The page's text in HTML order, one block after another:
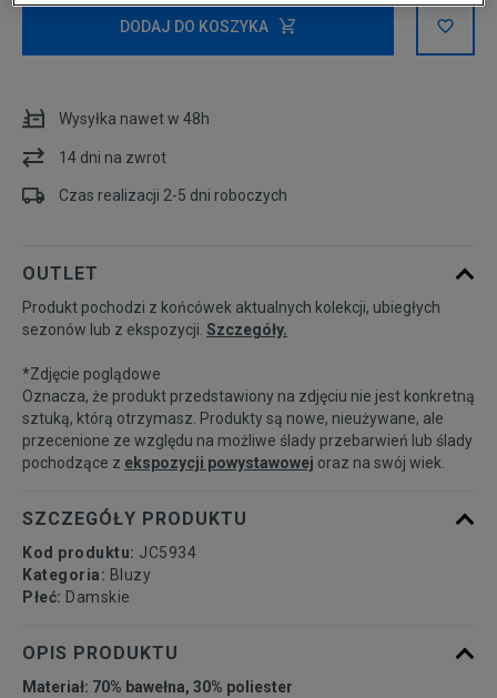
Rozmiary EU Rozmiary US
36
38
DODAJ DO KOSZYKA
Wysyłka nawet w 48h
14 dni na zwrot
Czas realizacji 2-5 dni roboczych
OUTLET
Produkt pochodzi z końcówek aktualnych kolekcji, ubiegłych
sezonów lub z ekspozycji. Szczegóły.
*Zdjęcie poglądowe
Oznacza, że produkt przedstawiony na zdjęciu nie jest konkretną
sztuką, którą otrzymasz. Produkty są nowe, nieużywane, ale
przecenione ze względu na możliwe ślady przebarwień lub ślady
pochodzące z ekspozycji powystawowej oraz na swój wiek.
SZCZEGÓŁY PRODUKTU
Kod produktu: JC5934
Kategoria: Bluzy
Płeć: Damskie
OPIS PRODUKTU
Materiał: 70% bawełna, 30% poliester